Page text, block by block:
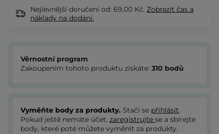
Nejlevnější doručení od: 69,00 Kč. Zobrazit čas a
náklady na dodání.
Věrnostní program
Zakoupením tohoto produktu získáte: 310 bodů
Vyměňte body za produkty. Stačí se přihlásit.
Pokud ještě nemáte účet, zaregistrujte se a sbírejte
body, které poté můžete vyměnit za produkty.